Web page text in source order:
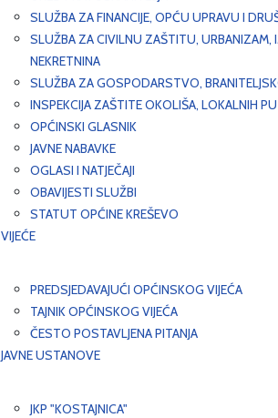
SLUŽBA ZA FINANCIJE, OPĆU UPRAVU I
SLUŽBA ZA CIVILNU ZAŠTITU, URBANIZAM,
NEKRETNINA
SLUŽBA ZA GOSPODARSTVO,
INSPEKCIJA ZAŠTITE OKOLIŠA, LOKALNIH
OPĆINSKI GLASNIK
JAVNE NABAVKE
OGLASI I NATJEČAJI
OBAVIJESTI SLUŽBI
STATUT OPĆINE KREŠEVO
VIJEĆE
PREDSJEDAVAJUĆI OPĆINSKOG VIJEĆA
TAJNIK OPĆINSKOG VIJEĆA
ČESTO POSTAVLJENA PITANJA
JAVNE USTANOVE
JKP "KOSTAJNICA"